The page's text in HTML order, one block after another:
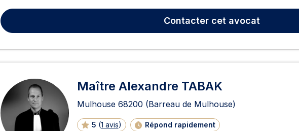
Contactercet avocat
Maître Alexandre TABAK
Mulhouse 68200 (Barreau de Mulhouse)
5 (1 avis) Répond rapidement